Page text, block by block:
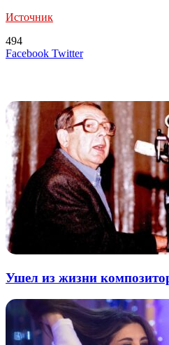
Источник
494
Facebook TwitterLinkedIn
Tumblr
Reddit
Вконтакте
Одноклассники
Skype
Messenger
Messenger
WhatsApp
Telegram
Viber
Line
Поделиться
Печатать
Ушел из жизни